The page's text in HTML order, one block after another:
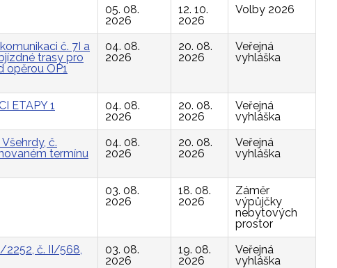
05. 08.
2026
12. 10.
2026
Volby 2026
č. 7I a
trasy pro
opěrou OP1
04. 08.
2026
20. 08.
2026
Veřejná
vyhláška
ETAPY 1
04. 08.
2026
20. 08.
2026
Veřejná
vyhláška
č.
termínu
04. 08.
2026
20. 08.
2026
Veřejná
vyhláška
03. 08.
2026
18. 08.
2026
Záměr
výpůjčky
nebytových
prostor
2252, č. II/568,
03. 08.
2026
19. 08.
2026
Veřejná
vyhláška